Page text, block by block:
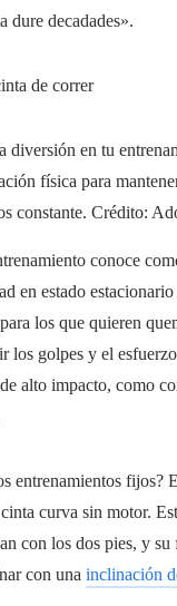
dure decadades».
diversión en tu
física para
constante. Crédito:
conoce
en estado
los que quieren
los golpes y el
alto impacto, como
entrenamientos fijos?
curva sin motor.
con los dos pies, y su
con una inclinación